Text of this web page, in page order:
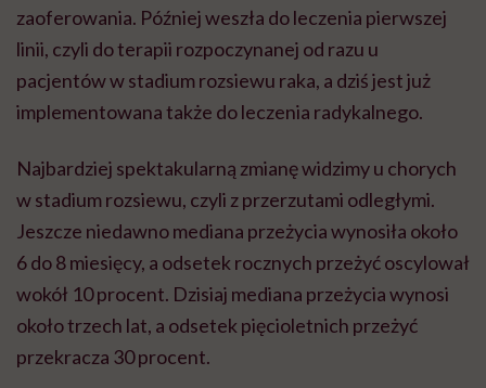
zaoferowania. Później weszła do leczenia pierwszej
linii, czyli do terapii rozpoczynanej od razu u
pacjentów w stadium rozsiewu raka, a dziś jest już
implementowana także do leczenia radykalnego.
Najbardziej spektakularną zmianę widzimy u chorych
w stadium rozsiewu, czyli z przerzutami odległymi.
Jeszcze niedawno mediana przeżycia wynosiła około
6 do 8 miesięcy, a odsetek rocznych przeżyć oscylował
wokół 10 procent. Dzisiaj mediana przeżycia wynosi
około trzech lat, a odsetek pięcioletnich przeżyć
przekracza 30 procent.